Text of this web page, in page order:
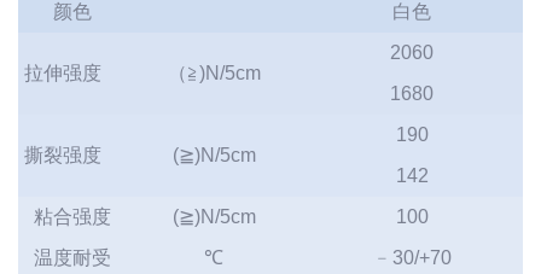
颜色
白色
拉伸强度 （≧)N/5cm
2060
1680
撕裂强度 (≧)N/5cm
190
142
粘合强度
(≧)N/5cm
100
温度耐受
℃
﹣30/+70